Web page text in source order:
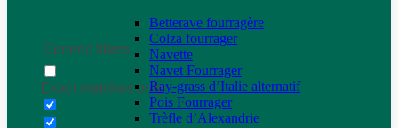
Generic filters
Exact matches only
Betterave fourragère
Colza fourrager
Navette
Navet Fourrager
Ray-grass d’Italie alternatif
Pois Fourrager
Trèfle d’Alexandrie